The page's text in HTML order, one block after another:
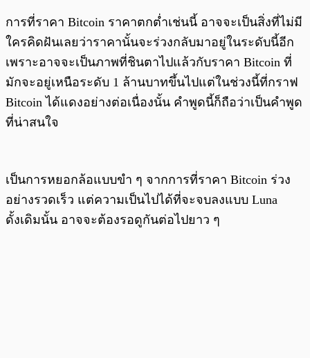
การที่ราคา Bitcoin ราคาตกต่ำเช่นนี้ อาจจะเป็นสิ่งที่ไม่มี
ใครคิดฝันเลยว่าราคานั้นจะร่วงกลับมาอยู่ในระดับนี้อีก
เพราะอาจจะเป็นภาพที่ชินตาไปแล้วกับราคา Bitcoin ที่
มักจะอยู่เหนือระดับ 1 ล้านบาทขึ้นไปแต่ในช่วงนี้ที่กราฟ
Bitcoin ได้แดงอย่างต่อเนื่องนั้น คำพูดนี้ก็ถือว่าเป็นคำพูด
ที่น่าสนใจ
เป็นการหยอกล้อแบบขำ ๆ จากการที่ราคา Bitcoin ร่วง
อย่างรวดเร็ว แต่ความเป็นไปได้ที่จะจบลงแบบ Luna
ดั้งเดิมนั้น อาจจะต้องรอดูกันต่อไปยาว ๆ